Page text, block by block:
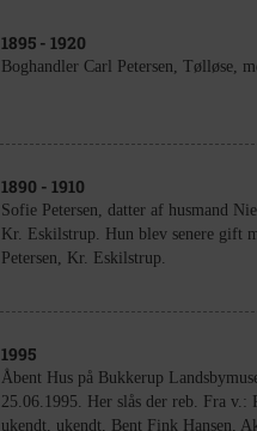
1895 - 1920
Boghandler Carl Petersen, Tølløse,
1890 - 1910
Sofie Petersen, datter af husmand
Kr. Eskilstrup. Hun blev senere gift
Petersen, Kr. Eskilstrup.
1995
Åbent Hus på Bukkerup
25.06.1995. Her slås der reb. Fra v.:
ukendt, ukendt, Bent Fink Hansen,